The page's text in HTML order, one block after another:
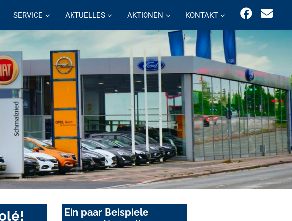
SERVICE AKTUELLES AKTIONEN KONTAKT
Ein paar Beispiele